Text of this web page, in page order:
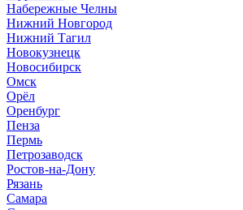
Набережные Челны
Нижний Новгород
Нижний Тагил
Новокузнецк
Новосибирск
Омск
Орёл
Оренбург
Пенза
Пермь
Петрозаводск
Ростов-на-Дону
Рязань
Самара